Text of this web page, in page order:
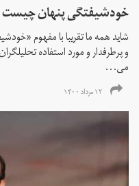
خودشیفتگی پنهان چیست
شاید همه ما تقریبا با مفهوم
و پرطرفدار و مورد استفاده
می...
۱۲ مرداد ۱۴۰۰